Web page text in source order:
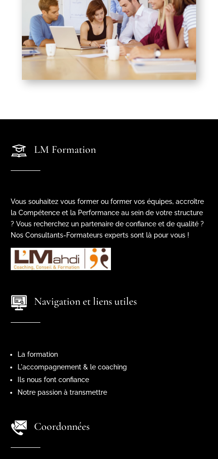
LM Formation
Vous souhaitez vous former ou former vos équipes, accroître
la Compétence et la Performance au sein de votre structure
? Vous recherchez un partenaire de confiance et de qualité ?
Nos Consultants-Formateurs experts sont là pour vous !
Navigation et liens utiles
La formation
L'accompagnement & le coaching
Ils nous font confiance
Notre passion à transmettre
Coordonnées